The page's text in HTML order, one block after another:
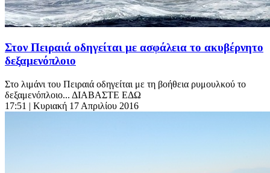
Στον Πειραιά οδηγείται με ασφάλεια το ακυβέρνητο
δεξαμενόπλοιο
Στο λιμάνι του Πειραιά οδηγείται με τη βοήθεια ρυμουλκού το
δεξαμενόπλοιο... ΔΙΑΒΑΣΤΕ ΕΔΩ
17:51 | Κυριακή 17 Απριλίου 2016